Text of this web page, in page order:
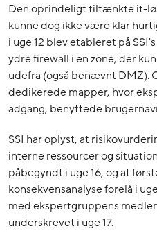
Den oprindeligt tiltænkte it-
kunne dog ikke være klar
i uge 12 blev etableret på
ydre firewall i en zone, der
udefra (også benævnt DMZ).
dedikerede mapper, hvor
adgang, benyttede
SSI har oplyst, at
interne ressourcer og
påbegyndt i uge 16, og at
konsekvensanalyse forelå i
med ekspertgruppens
underskrevet i uge 17.